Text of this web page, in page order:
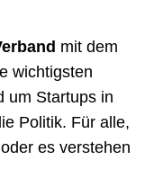
mit dem
wichtigsten
um Startups in
Politik. Für alle,
es verstehen